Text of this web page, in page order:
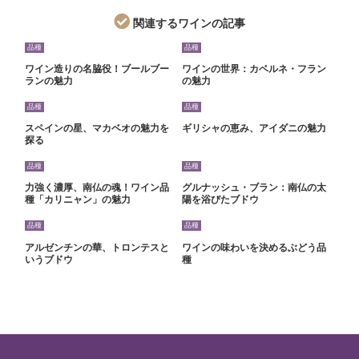
関連するワインの記事
品種
ワイン造りの名脇役！ブールブー
ランの魅力
品種
ワインの世界：カベルネ・フラン
の魅力
品種
スペインの星、マカベオの魅力を
探る
品種
ギリシャの恵み、アイダニの魅力
品種
力強く濃厚、南仏の魂！ワイン品
種「カリニャン」の魅力
品種
グルナッシュ・ブラン：南仏の太
陽を浴びたブドウ
品種
アルゼンチンの華、トロンテスと
いうブドウ
品種
ワインの味わいを決めるぶどう品
種